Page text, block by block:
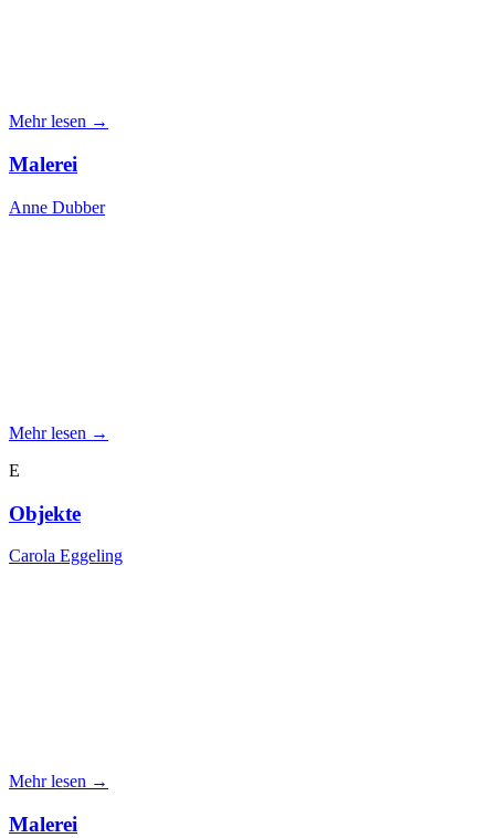
Mehr lesen →
Malerei
Anne Dubber
Mehr lesen →
E
Objekte
Carola Eggeling
Mehr lesen →
Malerei